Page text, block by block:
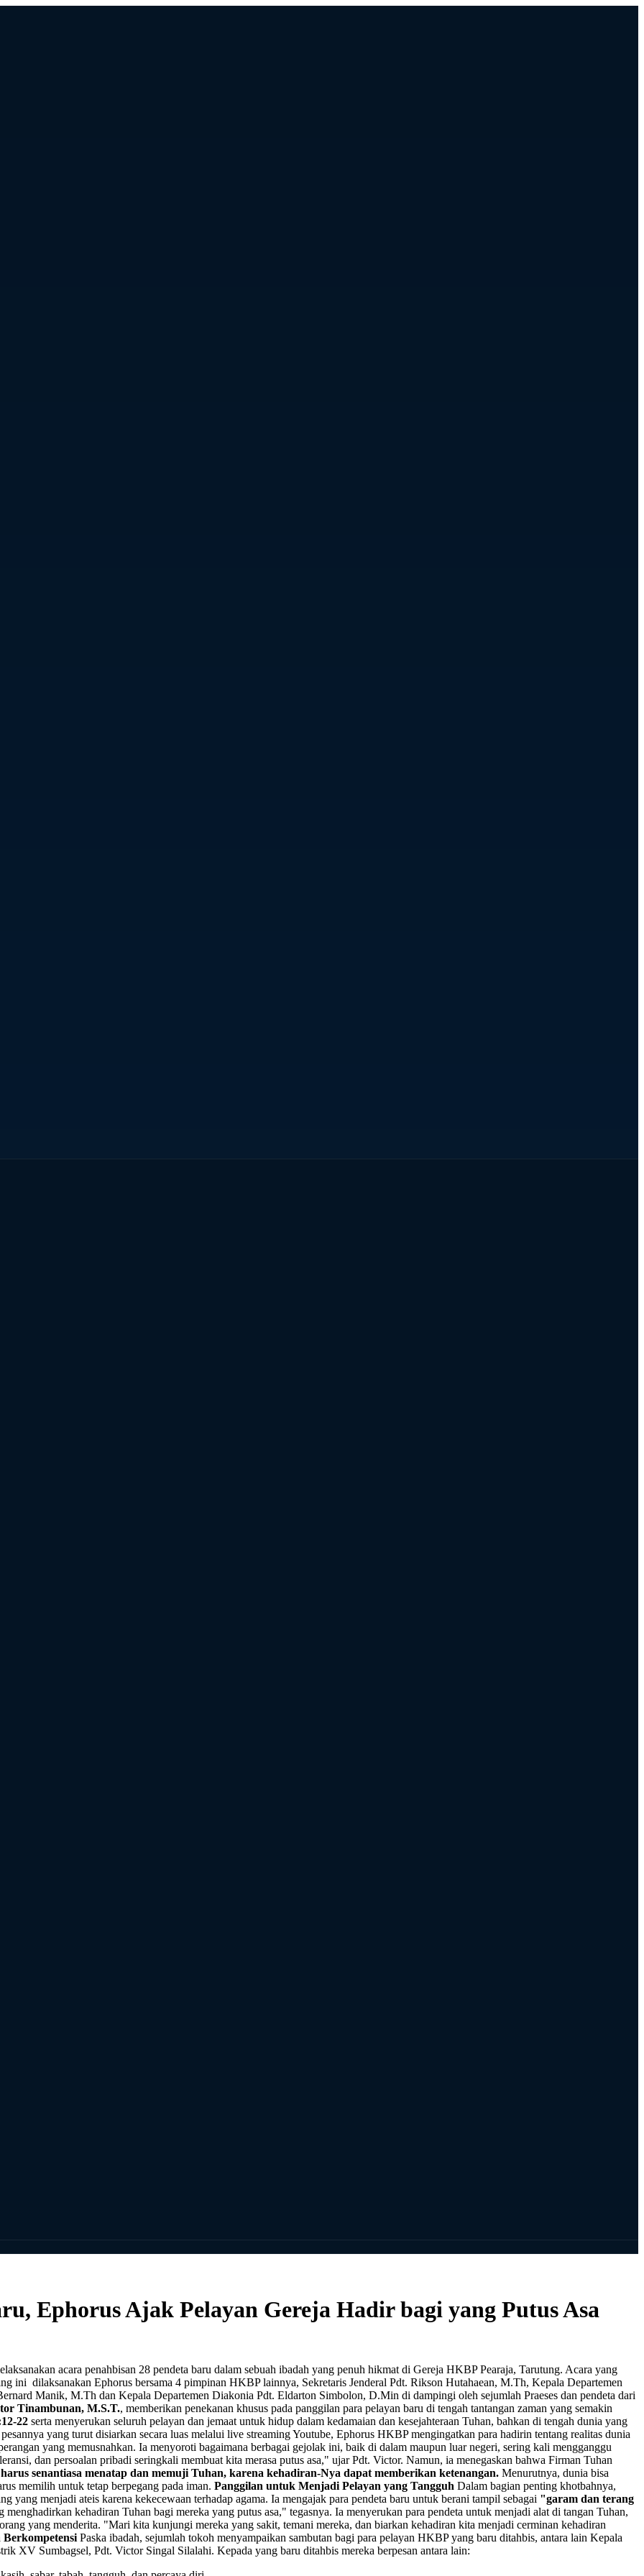
Ephorus Ajak Pelayan Gereja Hadir bagi yang Putus Asa
acara penahbisan 28 pendeta baru dalam sebuah ibadah yang penuh hikmat di Gereja HKBP Pearaja, Tarutung. Acara yang
ini dilaksanakan Ephorus bersama 4 pimpinan HKBP lainnya, Sekretaris Jenderal Pdt. Rikson Hutahaean, M.Th, Kepala Departemen
Manik, M.Th dan Kepala Departemen Diakonia Pdt. Eldarton Simbolon, D.Min di dampingi oleh sejumlah Praeses dan pendeta dari
Tinambunan, M.S.T., memberikan penekanan khusus pada panggilan para pelayan baru di tengah tantangan zaman yang semakin
22 serta menyerukan seluruh pelayan dan jemaat untuk hidup dalam kedamaian dan kesejahteraan Tuhan, bahkan di tengah dunia yang
yang turut disiarkan secara luas melalui live streaming Youtube, Ephorus HKBP mengingatkan para hadirin tentang realitas dunia
yang memusnahkan. Ia menyoroti bagaimana berbagai gejolak ini, baik di dalam maupun luar negeri, sering kali mengganggu
dan persoalan pribadi seringkali membuat kita merasa putus asa," ujar Pdt. Victor. Namun, ia menegaskan bahwa Firman Tuhan
senantiasa menatap dan memuji Tuhan, karena kehadiran-Nya dapat memberikan ketenangan. Menurutnya, dunia bisa
memilih untuk tetap berpegang pada iman. Panggilan untuk Menjadi Pelayan yang Tangguh Dalam bagian penting khotbahnya,
yang menjadi ateis karena kekecewaan terhadap agama. Ia mengajak para pendeta baru untuk berani tampil sebagai "garam dan terang
kehadiran Tuhan bagi mereka yang putus asa," tegasnya. Ia menyerukan para pendeta untuk menjadi alat di tangan Tuhan,
yang menderita. "Mari kita kunjungi mereka yang sakit, temani mereka, dan biarkan kehadiran kita menjadi cerminan kehadiran
Paska ibadah, sejumlah tokoh menyampaikan sambutan bagi para pelayan HKBP yang baru ditahbis, antara lain Kepala
XV Sumbagsel, Pdt. Victor Singal Silalahi. Kepada yang baru ditahbis mereka berpesan antara lain: